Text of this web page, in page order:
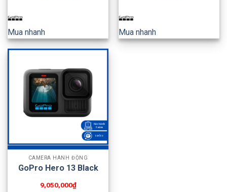
Mua nhanh Mua nhanh
CAMERA HÀNH ĐỘNG
GoPro Hero 13 Black
9,050,000₫